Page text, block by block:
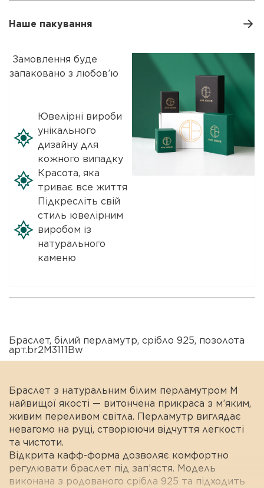
Наше пакування
Замовлення буде
запаковано з любов’ю
Ювелірні вироби
унікального
дизайну для
кожного випадку
Красота, яка
триває все життя
Підкресліть свій
стиль ювелірним
виробом із
натурального
каменю
Браслет, білий перламутр, срібло 925, позолота
арт.br2M3111Bw
Браслет з натуральним білим перламутром M
найвищої якості — витончена прикраса з м’яким,
живим переливом світла. Перламутр виглядає
невагомо на руці, створюючи відчуття легкості
та чистоти.
Відкрита кафф-форма дозволяє комфортно
регулювати браслет під зап’ястя. Модель
виконана з родованого срібла 925 та підходить